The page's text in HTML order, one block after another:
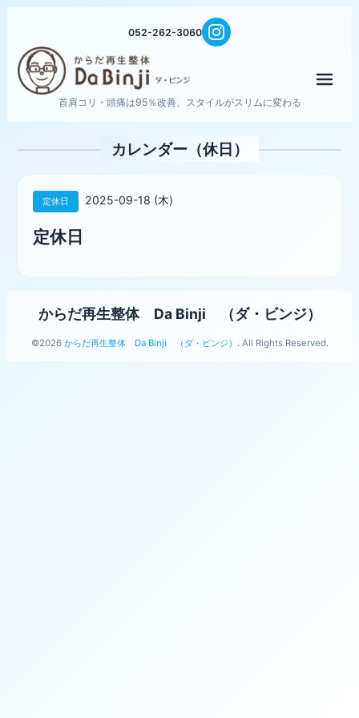
052-262-3060
首肩コリ・頭痛は95％改善、スタイルがスリムに変わる
カレンダー（休日）
定休日 2025-09-18 (木)
定休日
からだ再生整体 Da Binji （ダ・ビンジ）
©2026 からだ再生整体 Da Binji （ダ・ビンジ） . All Rights Reserved.